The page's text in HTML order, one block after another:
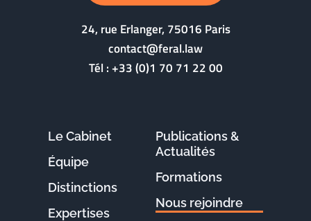
24, rue Erlanger, 75016 Paris
contact@feral.law
Tél :+33 (0)1 70 71 22 00
Le Cabinet
Équipe
Distinctions
Expertises
Publications &
Actualités
Formations
Nous rejoindre